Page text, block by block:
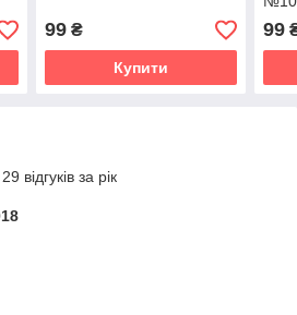
99₴
Купити
99
відгуків за рік